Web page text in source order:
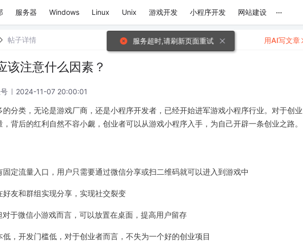
服务器 Windows Linux Unix 游戏开发 小程序开发 网站建设 ...
帖子详情
该注意什么因素？
2024-11-07 20:00:01
分类，无论是游戏厂商，还是小程序开发者，已经开始进军游戏小程序行业。对于创业
背后的红利自然不容小觑，创业者可以从游戏小程序入手，为自己开辟一条创业之路。
定流量入口，用户只需要通过微信分享或扫二维码就可以进入到游戏中
友和群组实现分享，实现社交裂变
于微信小游戏而言，可以放置在桌面，提高用户留存
，开发门槛低，对于创业者而言，不失为一个好的创业项目
用AI写文章
服务超时,请刷新页面重试